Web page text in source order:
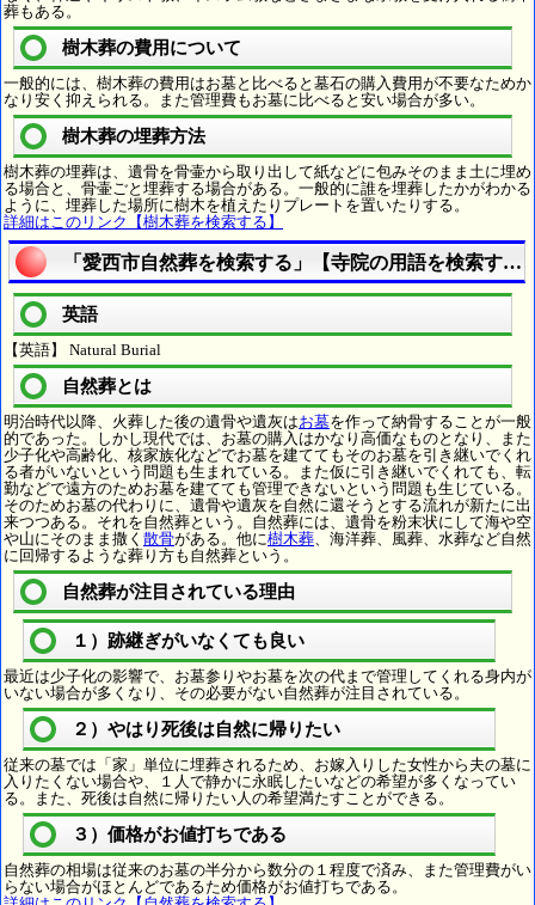
葬もある。
樹木葬の費用について
一般的には、樹木葬の費用はお墓と比べると墓石の購入費用が不要なためか
なり安く抑えられる。また管理費もお墓に比べると安い場合が多い。
樹木葬の埋葬方法
樹木葬の埋葬は、遺骨を骨壷から取り出して紙などに包みそのまま土に埋め
る場合と、骨壷ごと埋葬する場合がある。一般的に誰を埋葬したかがわかる
ように、埋葬した場所に樹木を植えたりプレートを置いたりする。
詳細はこのリンク【樹木葬を検索する】
「愛西市自然葬を検索する」【寺院の用語を検索する
英語
【英語】 Natural Burial
自然葬とは
明治時代以降、火葬した後の遺骨や遺灰はお墓を作って納骨することが一般
的であった。しかし現代では、お墓の購入はかなり高価なものとなり、また
少子化や高齢化、核家族化などでお墓を建ててもそのお墓を引き継いでくれ
る者がいないという問題も生まれている。また仮に引き継いでくれても、転
勤などで遠方のためお墓を建てても管理できないという問題も生じている。
そのためお墓の代わりに、遺骨や遺灰を自然に還そうとする流れが新たに出
来つつある。それを自然葬という。自然葬には、遺骨を粉末状にして海や空
や山にそのまま撒く 散骨がある。他に樹木葬、海洋葬、風葬、水葬など自然
に回帰するような葬り方も自然葬という。
自然葬が注目されている理由
１）跡継ぎがいなくても良い
最近は少子化の影響で、お墓参りやお墓を次の代まで管理してくれる身内が
いない場合が多くなり、その必要がない自然葬が注目されている。
２）やはり死後は自然に帰りたい
従来の墓では「家」単位に埋葬されるため、お嫁入りした女性から夫の墓に
入りたくない場合や、１人で静かに永眠したいなどの希望が多くなってい
る。また、死後は自然に帰りたい人の希望満たすことができる。
３）価格がお値打ちである
自然葬の相場は従来のお墓の半分から数分の１程度で済み、また管理費がい
らない場合がほとんどであるため価格がお値打ちである。